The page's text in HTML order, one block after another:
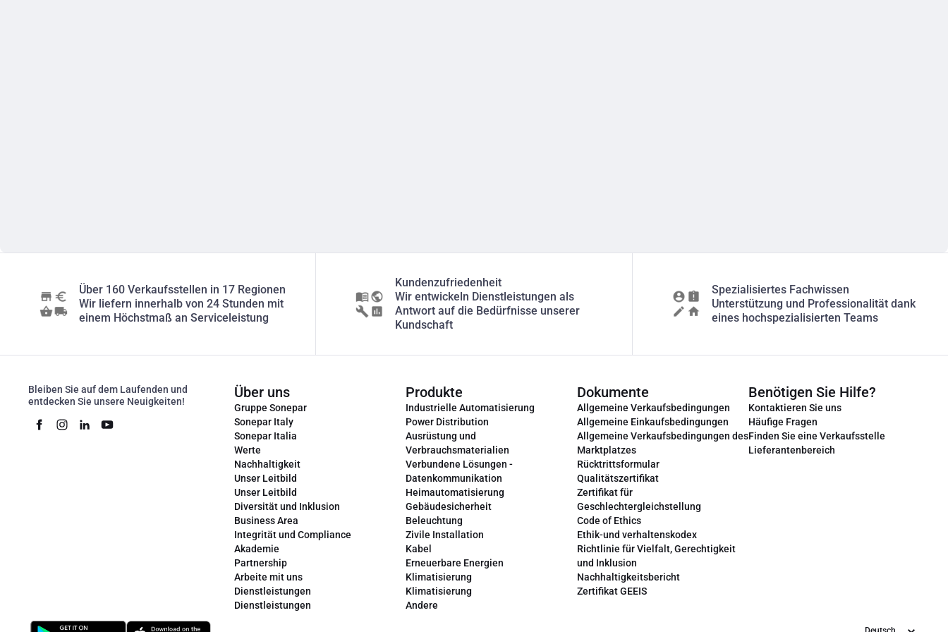
Über 160 Verkaufsstellen in 17 Regionen
Wir liefern innerhalb von 24 Stunden mit
einem Höchstmaß an Serviceleistung
Kundenzufriedenheit
Wir entwickeln Dienstleistungen als
Antwort auf die Bedürfnisse unserer
Kundschaft
Spezialisiertes Fachwissen
Unterstützung und Professionalität dank
eines hochspezialisierten Teams
Bleiben Sie auf dem Laufenden und
entdecken Sie unsere Neuigkeiten!
Über uns
Gruppe Sonepar
Sonepar Italy
Sonepar Italia
Werte
Nachhaltigkeit
Unser Leitbild
Unser Leitbild
Diversität und Inklusion
Business Area
Integrität und Compliance
Akademie
Partnership
Arbeite mit uns
Dienstleistungen
Dienstleistungen
Produkte
Industrielle Automatisierung
Power Distribution
Ausrüstung und
Verbrauchsmaterialien
Verbundene Lösungen -
Datenkommunikation
Heimautomatisierung
Gebäudesicherheit
Beleuchtung
Zivile Installation
Kabel
Erneuerbare Energien
Klimatisierung
Klimatisierung
Andere
Dokumente
Allgemeine Verkaufsbedingungen
Allgemeine Einkaufsbedingungen
Allgemeine Verkaufsbedingungen des
Marktplatzes
Rücktrittsformular
Qualitätszertifikat
Zertifikat für
Geschlechtergleichstellung
Code of Ethics
Ethik-und verhaltenskodex
Richtlinie für Vielfalt, Gerechtigkeit
und Inklusion
Nachhaltigkeitsbericht
Zertifikat GEEIS
Benötigen Sie Hilfe?
Kontaktieren Sie uns
Häufige Fragen
Finden Sie eine Verkaufsstelle
Lieferantenbereich